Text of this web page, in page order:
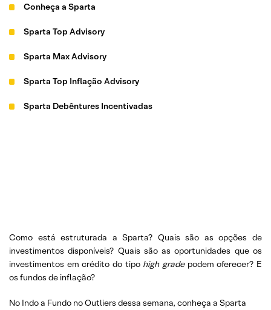
Conheça a Sparta
Sparta Top Advisory
Sparta Max Advisory
Sparta Top Inflação Advisory
Sparta Debêntures Incentivadas
Como está estruturada a Sparta? Quais são as opções de
investimentos disponíveis? Quais são as oportunidades que os
investimentos em crédito do tipo high grade podem oferecer? E
os fundos de inflação?
No Indo a Fundo no Outliers dessa semana, conheça a Sparta